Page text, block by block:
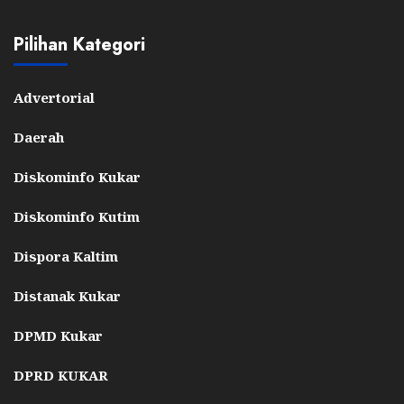
Pilihan Kategori
Advertorial
Daerah
Diskominfo Kukar
Diskominfo Kutim
Dispora Kaltim
Distanak Kukar
DPMD Kukar
DPRD KUKAR